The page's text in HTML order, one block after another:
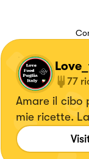
77
Amare il cibo
mie